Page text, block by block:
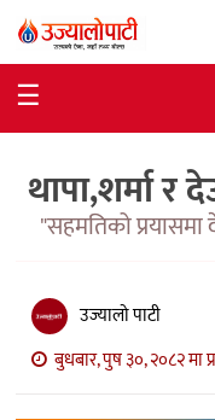
राजनीति
विशेष
आर्थिक
अन्तर्वार्ता
☰
थापा,शर्मा
"सहमतिको
उज्यालो पाटी
बुधबार, पुष ३०, २०८२ मा